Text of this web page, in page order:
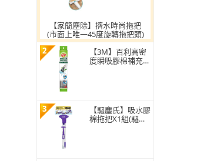
【家簡塵除】擠水時尚拖把
(市面上唯一45度旋轉拖把頭)
2
【3M】百利高密
度瞬吸膠棉補充包
3
【驅塵氏】吸水膠
棉拖把X1組(驅塵/